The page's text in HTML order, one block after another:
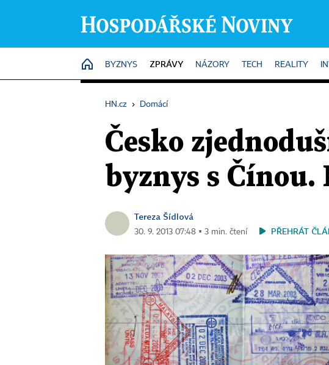
HOME
BYZNYS ZPRÁVY NÁZORY TECH REALITY
HN.cz › Domácí
Česko
byznys s
Tereza Šídlová
30. 9. 2013 07:48 ▪ 3 min. čtení PŘEHRÁT